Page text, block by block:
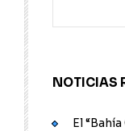
NOTICIAS
El